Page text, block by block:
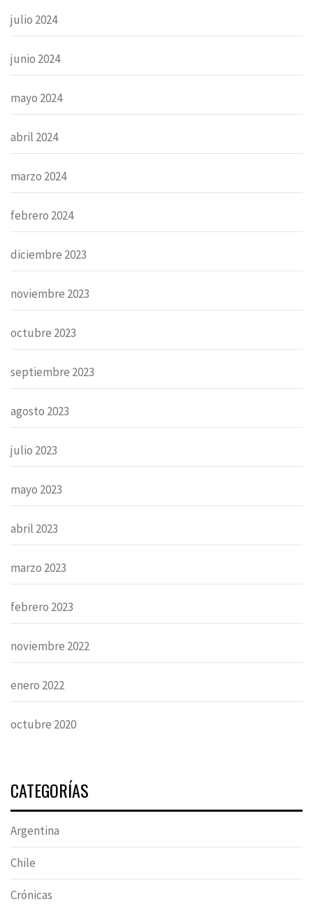
julio 2024
junio 2024
mayo 2024
abril 2024
marzo 2024
febrero 2024
diciembre 2023
noviembre 2023
octubre 2023
septiembre 2023
agosto 2023
julio 2023
mayo 2023
abril 2023
marzo 2023
febrero 2023
noviembre 2022
enero 2022
octubre 2020
CATEGORÍAS
Argentina
Chile
Crónicas